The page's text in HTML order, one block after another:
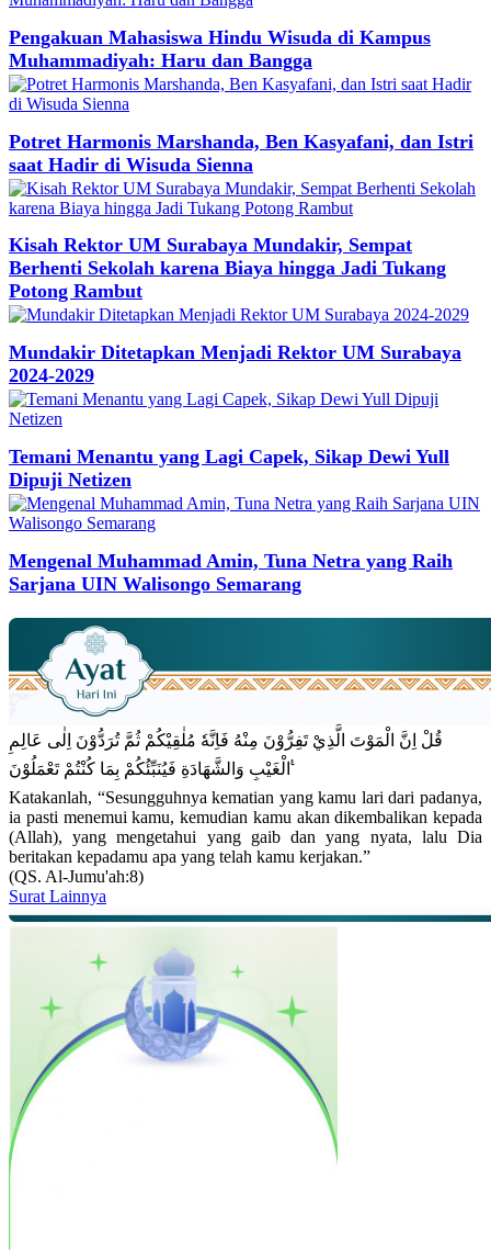
Pengakuan Mahasiswa Hindu Wisuda di Kampus
Muhammadiyah: Haru dan Bangga
Potret Harmonis Marshanda, Ben Kasyafani, dan Istri
saat Hadir di Wisuda Sienna
Kisah Rektor UM Surabaya Mundakir, Sempat
Berhenti Sekolah karena Biaya hingga Jadi Tukang
Potong Rambut
Mundakir Ditetapkan Menjadi Rektor UM Surabaya
2024-2029
Temani Menantu yang Lagi Capek, Sikap Dewi Yull
Dipuji Netizen
Mengenal Muhammad Amin, Tuna Netra yang Raih
Sarjana UIN Walisongo Semarang
قُلْ اِنَّ الْمَوْتَ الَّذِيْ تَفِرُّوْنَ مِنْهُ فَاِنَّهٗ مُلٰقِيْكُمْ ثُمَّ تُرَدُّوْنَ اِلٰى عَالِمِ
الْغَيْبِ وَالشَّهَادَةِ فَيُنَبِّئُكُمْ بِمَا كُنْتُمْ تَعْمَلُوْنَ ࣖ
Katakanlah, “Sesungguhnya kematian yang kamu lari dari padanya,
ia pasti menemui kamu, kemudian kamu akan dikembalikan kepada
(Allah), yang mengetahui yang gaib dan yang nyata, lalu Dia
beritakan kepadamu apa yang telah kamu kerjakan.”
(QS. Al-Jumu'ah:8)
Surat Lainnya